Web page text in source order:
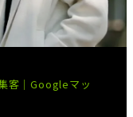
客｜Googleマッ